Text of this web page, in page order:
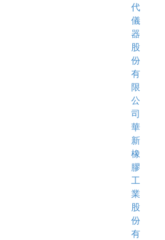
代
儀
器
股
份
有
限
公
司
華
新
橡
膠
工
業
股
份
有